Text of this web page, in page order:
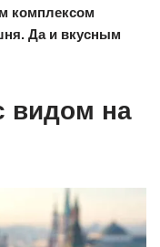
комплексом
Да и вкусным
видом на